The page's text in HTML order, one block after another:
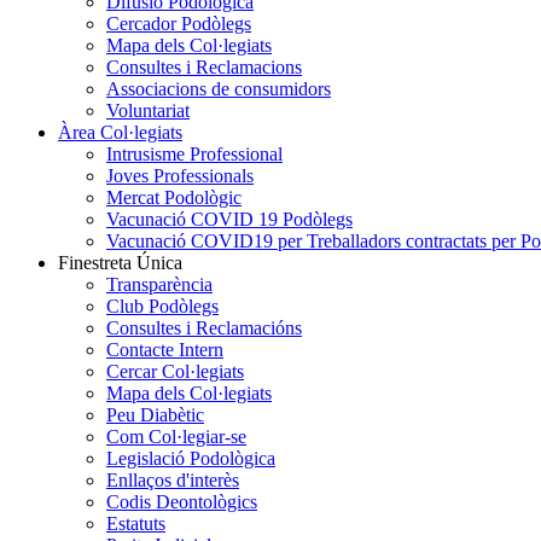
Cercador Podòlegs
Mapa dels Col·legiats
Consultes i Reclamacions
Associacions de consumidors
Voluntariat
Àrea Col·legiats
Intrusisme Professional
Joves Professionals
Mercat Podològic
Vacunació COVID 19 Podòlegs
Vacunació COVID19 per Treballadors contractats per
Finestreta Única
Transparència
Club Podòlegs
Consultes i Reclamacións
Contacte Intern
Cercar Col·legiats
Mapa dels Col·legiats
Peu Diabètic
Com Col·legiar-se
Legislació Podològica
Enllaços d'interès
Codis Deontològics
Estatuts